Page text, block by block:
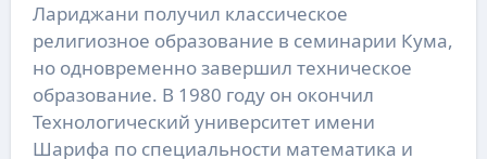
Лариджани получил классическое
религиозное образование в семинарии Кума,
но одновременно завершил техническое
образование. В 1980 году он окончил
Технологический университет имени
Шарифа по специальности математика и